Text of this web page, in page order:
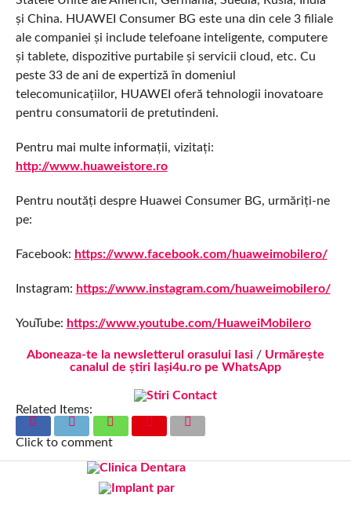
și China. HUAWEI Consumer BG este una din cele 3 filiale
ale companiei și include telefoane inteligente, computere
și tablete, dispozitive purtabile și servicii cloud, etc. Cu
peste 33 de ani de expertiză în domeniul
telecomunicațiilor, HUAWEI oferă tehnologii inovatoare
pentru consumatorii de pretutindeni.
Pentru mai multe informații, vizitați:
http://www.huaweistore.ro
Pentru noutăți despre Huawei Consumer BG, urmăriți-ne
pe:
Facebook: https://www.facebook.com/huaweimobilero/
Instagram: https://www.instagram.com/huaweimobilero/
YouTube: https://www.youtube.com/HuaweiMobilero
Aboneaza-te la newsletterul orasului Iasi/ Urmărește
canalul de știri Iași4u.ro pe WhatsApp
Related Items:
Click to comment